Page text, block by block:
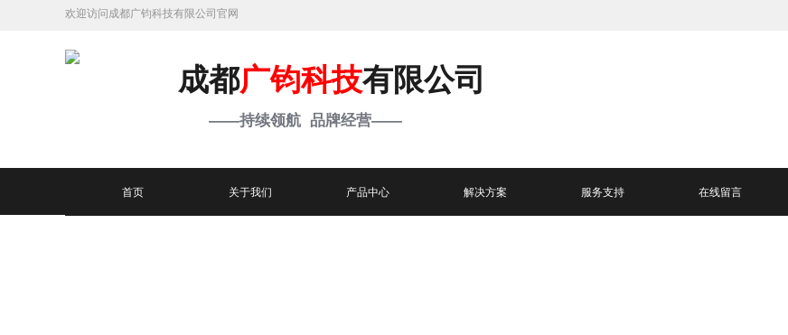
欢迎访问成都广钧科技有限公司官网
成都广钧科技有限公司
——持续领航 品牌经营——
首页 关于我们 产品中心 解决方案 服务支持 在线留言